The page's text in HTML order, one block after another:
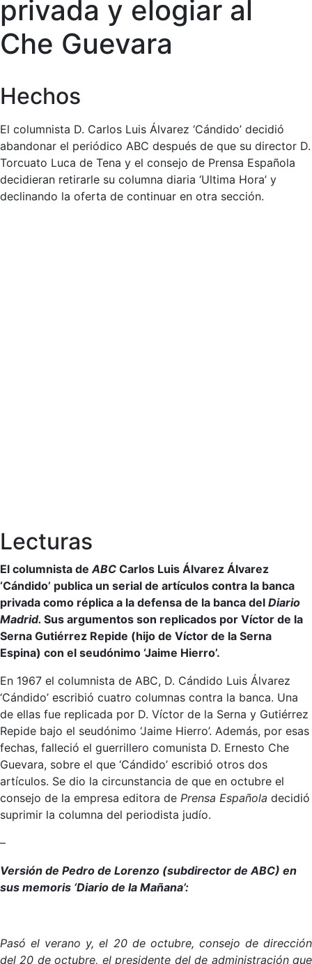
privada y elogiar al
Che Guevara
Hechos
El columnista D. Carlos Luis Álvarez ‘Cándido’ decidió
abandonar el periódico ABC después de que su director D.
Torcuato Luca de Tena y el consejo de Prensa Española
decidieran retirarle su columna diaria ‘Ultima Hora’ y
declinando la oferta de continuar en otra sección.
Lecturas
El columnista deABC Carlos Luis Álvarez Álvarez
‘Cándido’ publica un serial de artículos contra la banca
privada como réplica a la defensa de la banca del Diario
Madrid. Sus argumentos son replicados por Víctor de la
Serna Gutiérrez Repide (hijo de Víctor de la Serna
Espina) con el seudónimo ‘Jaime Hierro’.
En 1967 el columnista de ABC, D. Cándido Luis Álvarez
‘Cándido’ escribió cuatro columnas contra la banca. Una
de ellas fue replicada por D. Víctor de la Serna y Gutiérrez
Repide bajo el seudónimo ‘Jaime Hierro’. Además, por esas
fechas, falleció el guerrillero comunista D. Ernesto Che
Guevara, sobre el que ‘Cándido’ escribió otros dos
artículos. Se dio la circunstancia de que en octubre el
consejo de la empresa editora de Prensa Española decidió
suprimir la columna del periodista judío.
–
Versión de Pedro de Lorenzo (subdirector de ABC) en
sus memoris ‘Diario de la Mañana’:
Pasó el verano y, el 20 de octubre, consejo de dirección
del 20 de octubre, el presidente del de administración que